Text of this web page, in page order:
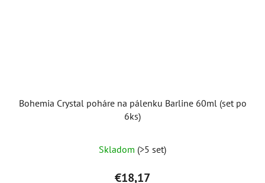
Bohemia Crystal poháre na pálenku Barline 60ml (set po
6ks)
Skladom (>5 set)
€18,17